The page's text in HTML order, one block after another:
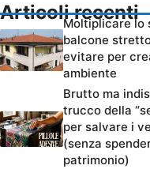
Articoli recenti
Moltiplicare lo
balcone
evitare per
ambiente
Brutto ma
trucco della
per salvare i
(senza
patrimonio)